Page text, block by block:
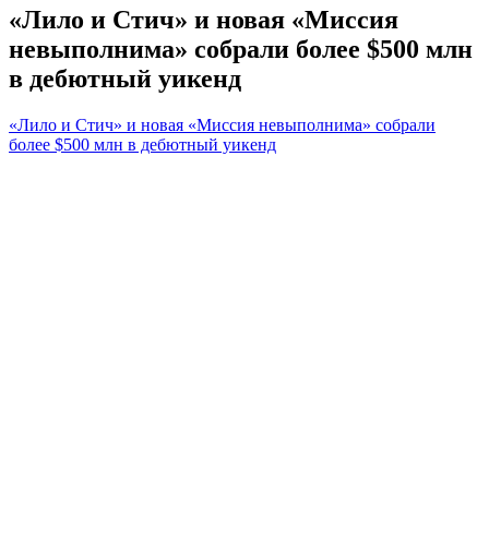
«Лило и Стич» и новая «Миссия
невыполнима» собрали более $500 млн
в дебютный уикенд
«Лило и Стич» и новая «Миссия невыполнима» собрали
более $500 млн в дебютный уикенд